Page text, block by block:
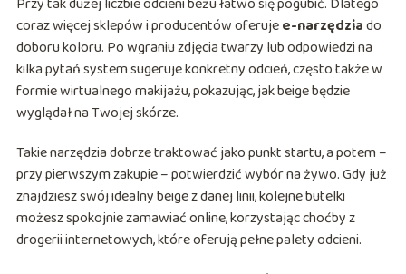
coraz więcej sklepów i producentów oferujee-narzędziado
doboru koloru. Po wgraniu zdjęcia twarzy lub odpowiedzi na
kilka pytań system sugeruje konkretny odcień, często także w
formie wirtualnego makijażu, pokazując, jak beige będzie
wyglądał na Twojej skórze.
Takie narzędzia dobrze traktować jako punkt startu, a potem –
przy pierwszym zakupie – potwierdzić wybór na żywo. Gdy już
znajdziesz swój idealny beige z danej linii, kolejne butelki
możesz spokojnie zamawiać online, korzystając choćby z
drogerii internetowych, które oferują pełne palety odcieni.